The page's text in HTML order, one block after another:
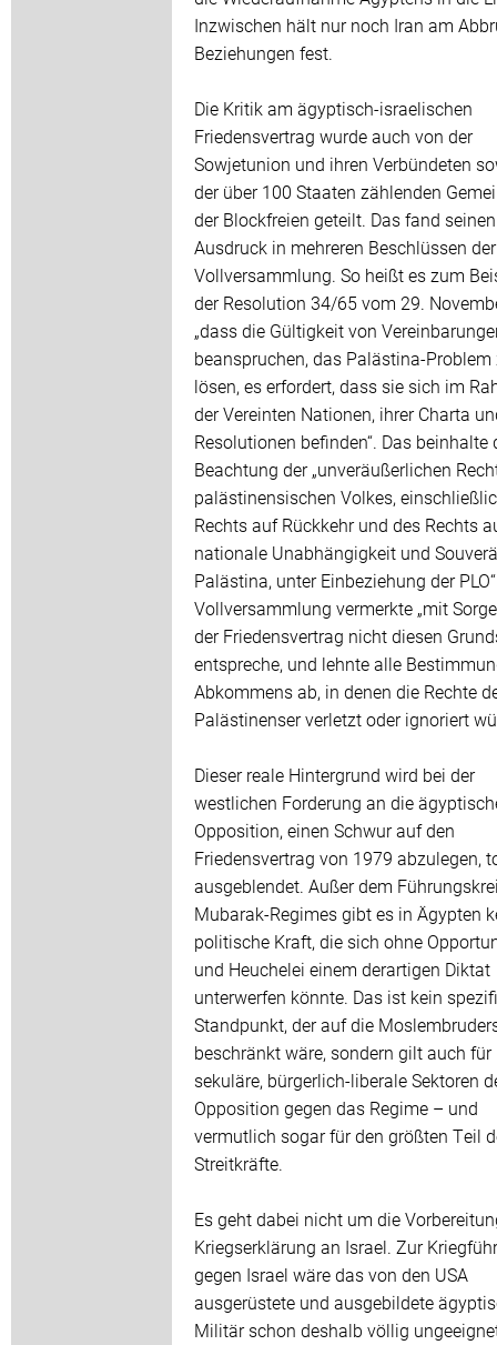
Inzwischen hält nur noch Iran am
Beziehungen fest.
Die Kritik am ägyptisch-israelischen
Friedensvertrag wurde auch von der
Sowjetunion und ihren Verbündeten
der über 100 Staaten zählenden
der Blockfreien geteilt. Das fand seinen
Ausdruck in mehreren Beschlüssen
Vollversammlung. So heißt es zum
der Resolution 34/65 vom 29.
„dass die Gültigkeit von
beanspruchen, das Palästina-Problem
lösen, es erfordert, dass sie sich im
der Vereinten Nationen, ihrer Charta
Resolutionen befinden“. Das beinhalte
Beachtung der „unveräußerlichen
palästinensischen Volkes,
Rechts auf Rückkehr und des Rechts
nationale Unabhängigkeit und
Palästina, unter Einbeziehung der
Vollversammlung vermerkte „mit
der Friedensvertrag nicht diesen
entspreche, und lehnte alle
Abkommens ab, in denen die Rechte
Palästinenser verletzt oder ignoriert
Dieser reale Hintergrund wird bei der
westlichen Forderung an die
Opposition, einen Schwur auf den
Friedensvertrag von 1979 abzulegen,
ausgeblendet. Außer dem
Mubarak-Regimes gibt es in Ägypten
politische Kraft, die sich ohne
und Heuchelei einem derartigen Diktat
unterwerfen könnte. Das ist kein
Standpunkt, der auf die
beschränkt wäre, sondern gilt auch für
sekuläre, bürgerlich-liberale Sektoren
Opposition gegen das Regime – und
vermutlich sogar für den größten Teil
Streitkräfte.
Es geht dabei nicht um die
Kriegserklärung an Israel. Zur
gegen Israel wäre das von den USA
ausgerüstete und ausgebildete
Militär schon deshalb völlig